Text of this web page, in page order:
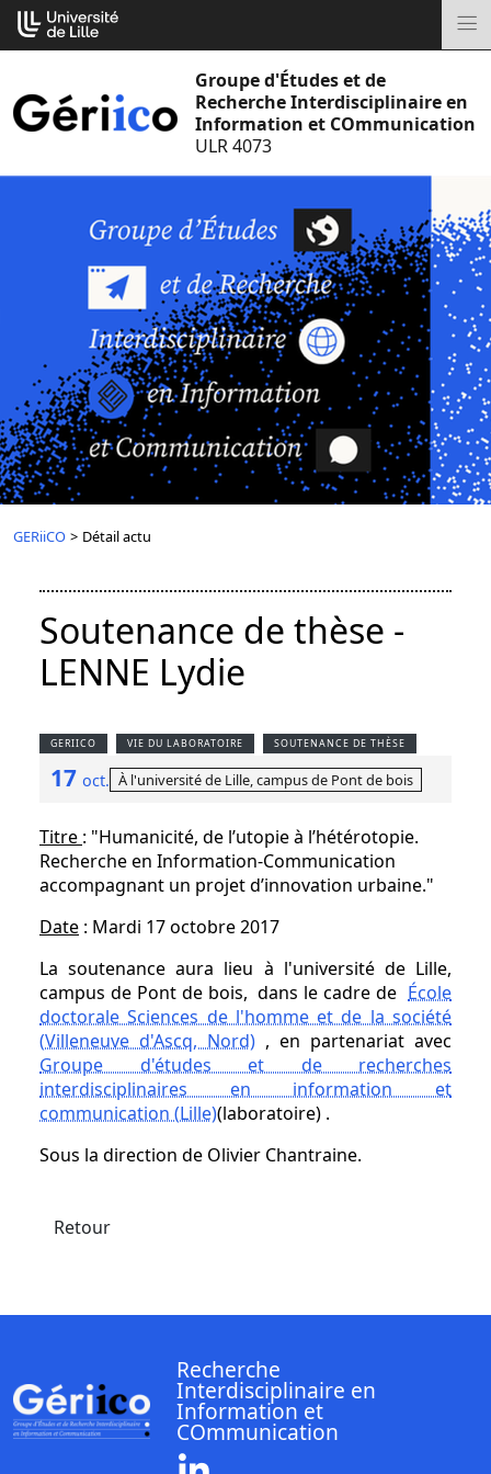
Aller
au
Groupe d'Études et de
Recherche Interdisciplinaire en
Information et COmmunication
ULR 4073
GERiiCO > Détail actu
Soutenance de thèse -
LENNE Lydie
GERIICO VIE DU LABORATOIRE SOUTENANCE DE THÈSE
17 oct. À l'université de Lille, campus de Pont de bois
Titre : "Humanicité, de l’utopie à l’hétérotopie.
Recherche en Information-Communication
accompagnant un projet d’innovation urbaine."
Date : Mardi 17 octobre 2017
La soutenance aura lieu à l'université de Lille,
campus de Pont de bois, dans le cadre de École
doctorale Sciences de l'homme et de la société
(Villeneuve d'Ascq, Nord) , en partenariat avec
Groupe d'études et de recherches
interdisciplinaires en information et
communication (Lille)(laboratoire) .
Sous la direction de Olivier Chantraine.
Retour
Recherche
Interdisciplinaire en
Information et
COmmunication
Cookies management panel